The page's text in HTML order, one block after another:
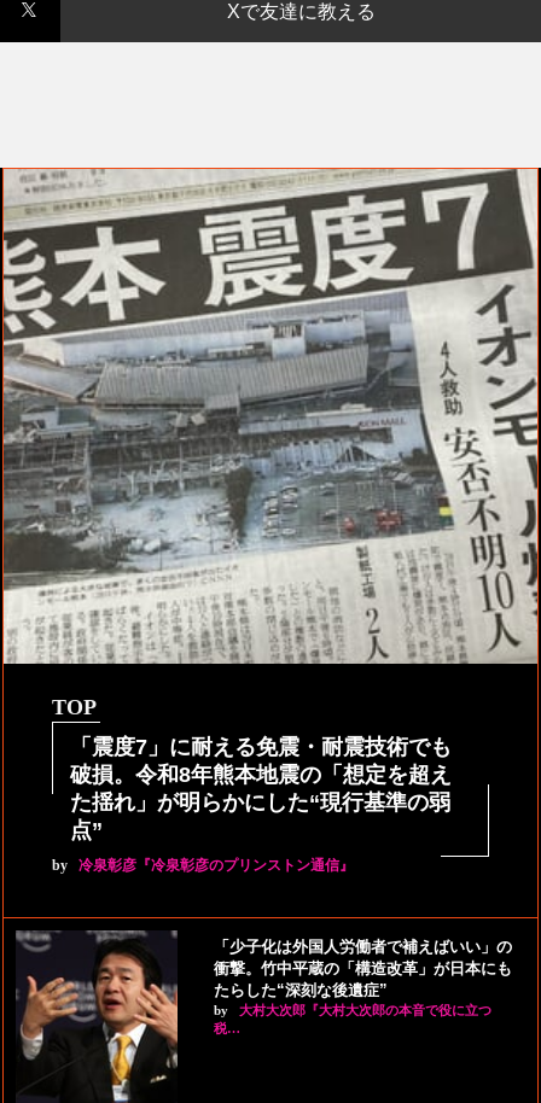
Xで友達に教える
TOP
「震度7」に耐える免震・耐震技術でも
破損。令和8年熊本地震の「想定を超え
た揺れ」が明らかにした“現行基準の弱
点”
by 冷泉彰彦『冷泉彰彦のプリンストン通信』
「少子化は外国人労働者で補えばいい」の
衝撃。竹中平蔵の「構造改革」が日本にも
たらした“深刻な後遺症”
by
大村大次郎『大村大次郎の本音で役に立つ
税…